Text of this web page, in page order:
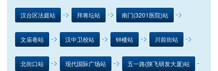
汉台区法庭站 -> 拜将坛站 -> 南门(3201医院)站 ->
文庙巷站 -> 汉中卫校站 -> 钟楼站 -> 川前街站 ->
北街口站 -> 现代国际广场站 -> 五一路(陕飞研发大厦)站 -